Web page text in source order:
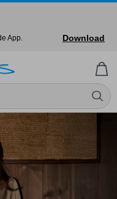
App.
Download